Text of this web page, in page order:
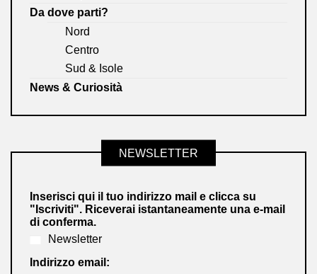
Da dove parti?
Nord
Centro
Sud & Isole
News & Curiosità
NEWSLETTER
Inserisci qui il tuo indirizzo mail e clicca su
"Iscriviti". Riceverai istantaneamente una e-mail
di conferma.
Newsletter
Indirizzo email: